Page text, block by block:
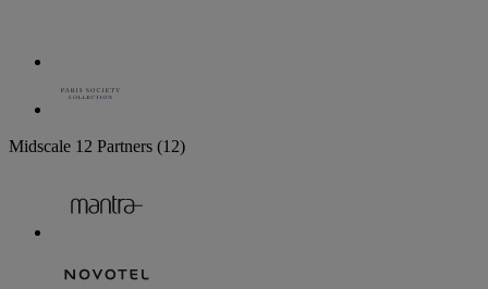
Midscale 12 Partners (12)